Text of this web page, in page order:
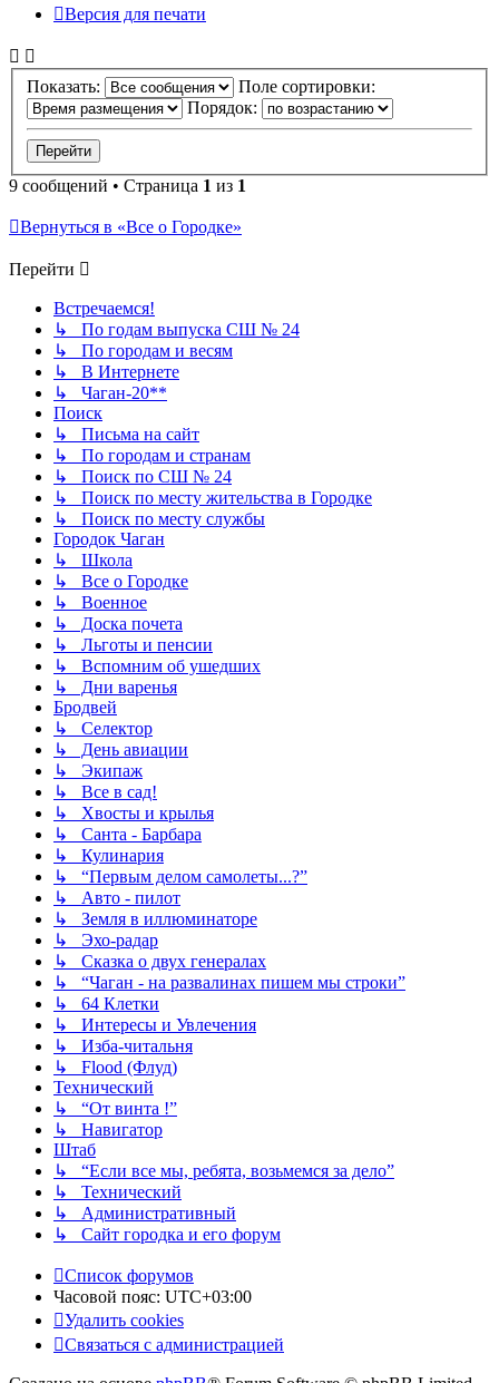
Версия для печати
Показать:
Поле сортировки:
Порядок:
9 сообщений • Страница 1 из 1
Вернуться в «Все о Городке»
Перейти
Встречаемся!
↳ По годам выпуска СШ № 24
↳ По городам и весям
↳ В Интернете
↳ Чаган-20**
Поиск
↳ Письма на сайт
↳ По городам и странам
↳ Поиск по СШ № 24
↳ Поиск по месту жительства в Городке
↳ Поиск по месту службы
Городок Чаган
↳ Школа
↳ Все о Городке
↳ Военное
↳ Доска почета
↳ Льготы и пенсии
↳ Вспомним об ушедших
↳ Дни варенья
Бродвей
↳ Селектор
↳ День авиации
↳ Экипаж
↳ Все в сад!
↳ Хвосты и крылья
↳ Санта - Барбара
↳ Кулинария
↳ “Первым делом самолеты...?”
↳ Авто - пилот
↳ Земля в иллюминаторе
↳ Эхо-радар
↳ Сказка о двух генералах
↳ “Чаган - на развалинах пишем мы строки”
↳ 64 Клетки
↳ Интересы и Увлечения
↳ Изба-читальня
↳ Flood (Флуд)
Технический
↳ “От винта !”
↳ Навигатор
Штаб
↳ “Если все мы, ребята, возьмемся за дело”
↳ Технический
↳ Административный
↳ Сайт городка и его форум
Список форумов
Часовой пояс: UTC+03:00
Удалить cookies
Связаться с администрацией